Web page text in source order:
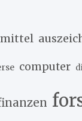
computer